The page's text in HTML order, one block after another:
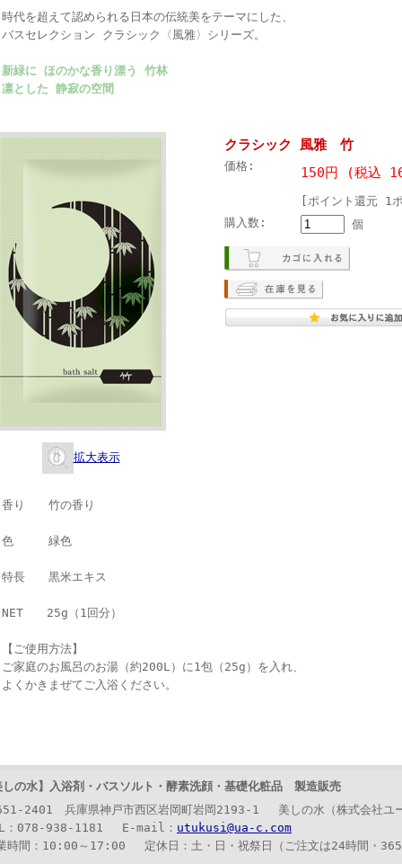
を超えて認められる日本の伝統美をテーマにした、
スセレクション クラシック〈風雅〉シリーズ。
緑に ほのかな香り漂う 竹林
とした 静寂の空間
拡大表示
クラシック 風雅 竹
価格: 150円 (税込
[ポイント還元 1
購入数:
個
り 竹の香り
緑色
長 黒米エキス
25g（1回分）
ご使用方法】
家庭のお風呂のお湯（約200L）に1包（25g）を入れ、
くかきまぜてご入浴ください。
の水】 入浴剤・バスソルト・酵素洗顔・基礎化粧品 製造販売
2401 兵庫県神戸市西区岩岡町岩岡2193-1 美しの水（株式会社ユー
078-938-1181 E-mail： utukusi@ua-c.com
間：10:00～17:00 定休日：土・日・祝祭日（ご注文は24時間・365